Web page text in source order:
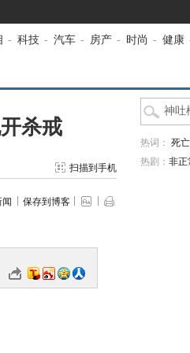
- 科技 - 汽车 - 房产 - 时尚 - 健康
杀戒
扫描到手机
闻 保存到博客
热词： 死
热剧： 非正